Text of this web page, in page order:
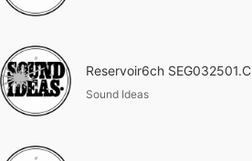
Reservoir6ch SEG032501.C
Sound Ideas